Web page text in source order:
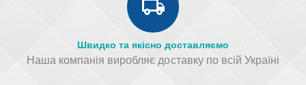
Швидко та якісно доставляємо
Наша компанія виробляє доставку по всій Україні